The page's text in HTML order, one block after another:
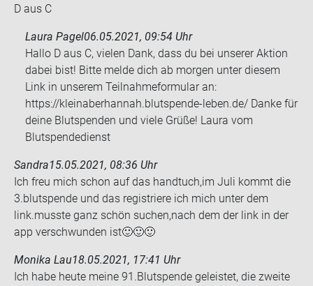
D aus C
Laura Pagel06.05.2021, 09:54 Uhr
Hallo D aus C, vielen Dank, dass du bei unserer Aktion
dabei bist! Bitte melde dich ab morgen unter diesem
Link in unserem Teilnahmeformular an:
https://kleinaberhannah.blutspende-leben.de/ Danke für
deine Blutspenden und viele Grüße! Laura vom
Blutspendedienst
Sandra15.05.2021, 08:36 Uhr
Ich freu mich schon auf das hand­tuch,im Juli kommt die
3.blut­spen­de und das re­gis­trie­re ich mich unter dem
link.muss­te ganz schön su­chen,nach dem der link in der
app ver­schwun­den ist🙂🙂🙂
Monika Lau18.05.2021, 17:41 Uhr
Ich habe heute meine 91.Blut­spen­de ge­leis­tet, die zwei­te